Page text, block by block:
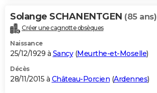
Solange SCHANENTGEN (85 ans)
Créer une cagnotte obsèques
Naissance
25/12/1929 à Sancy(Meurthe-et-Moselle)
Décès
28/11/2015 à Château-Porcien (Ardennes)